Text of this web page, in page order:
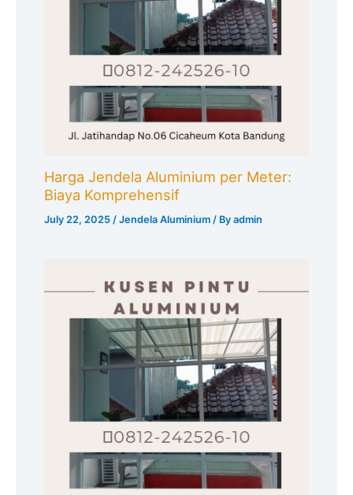
Harga Jendela Aluminium per Meter:
Biaya Komprehensif
July 22, 2025 /Jendela Aluminium / Byadmin